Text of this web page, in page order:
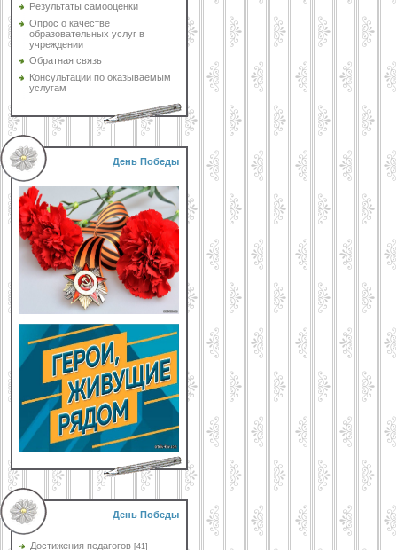
Результаты самооценки
Опрос о качестве
образовательных услуг в
учреждении
Обратная связь
Консультации по оказываемым
услугам
День Победы
День Победы
Достижения педагогов [41]